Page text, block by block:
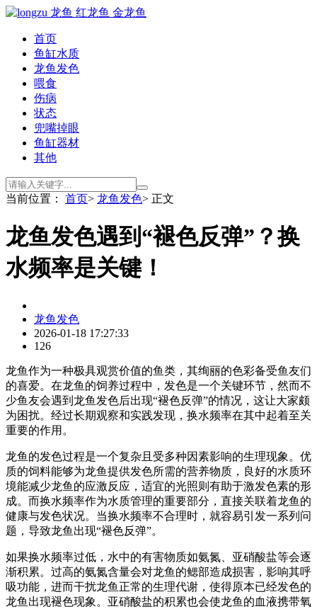
首页
鱼缸水质
龙鱼发色
喂食
伤病
状态
兜嘴掉眼
鱼缸器材
其他
当前位置： 首页> 龙鱼发色> 正文
龙鱼发色遇到“褪色反弹”？换
水频率是关键！
龙鱼发色
2026-01-18 17:27:33
126
龙鱼作为一种极具观赏价值的鱼类，其绚丽的色彩备受鱼友们
的喜爱。在龙鱼的饲养过程中，发色是一个关键环节，然而不
少鱼友会遇到龙鱼发色后出现“褪色反弹”的情况，这让大家颇
为困扰。经过长期观察和实践发现，换水频率在其中起着至关
重要的作用。
龙鱼的发色过程是一个复杂且受多种因素影响的生理现象。优
质的饲料能够为龙鱼提供发色所需的营养物质，良好的水质环
境能减少龙鱼的应激反应，适宜的光照则有助于激发色素的形
成。而换水频率作为水质管理的重要部分，直接关联着龙鱼的
健康与发色状况。当换水频率不合理时，就容易引发一系列问
题，导致龙鱼出现“褪色反弹”。
如果换水频率过低，水中的有害物质如氨氮、亚硝酸盐等会逐
渐积累。过高的氨氮含量会对龙鱼的鳃部造成损害，影响其呼
吸功能，进而干扰龙鱼正常的生理代谢，使得原本已经发色的
龙鱼出现褪色现象。亚硝酸盐的积累也会使龙鱼的血液携带氧